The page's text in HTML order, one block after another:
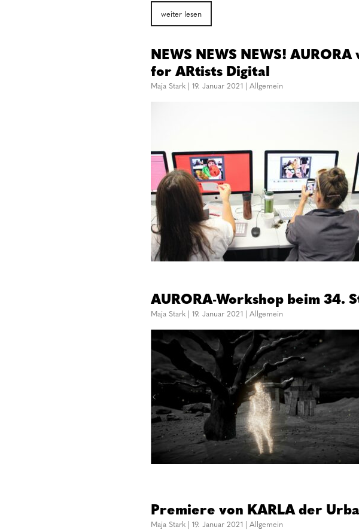
weiter lesen
NEWS NEWS NEWS!
for ARtists Digital
Maja Stark | 19. Januar 2021 | Allgemein
AURORA-Workshop beim
Maja Stark | 19. Januar 2021 | Allgemein
Premiere von KARLA der
Maja Stark | 19. Januar 2021 | Allgemein